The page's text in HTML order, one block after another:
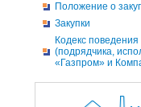
Положение о
Закупки
Кодекс
(подрядчика,
«Газпром» и